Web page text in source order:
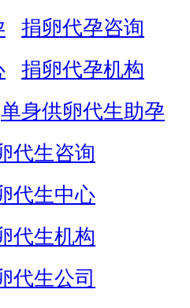
捐卵代孕咨询
捐卵代孕机构
单身供卵代生助孕
代生咨询
代生中心
代生机构
代生公司